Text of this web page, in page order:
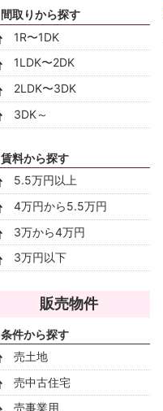
間取りから探す
1R〜1DK
1LDK〜2DK
2LDK〜3DK
3DK～
賃料から探す
5.5万円以上
4万円から5.5万円
3万から4万円
3万円以下
販売物件
条件から探す
売土地
売中古住宅
売事業用